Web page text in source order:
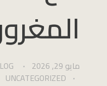
مايو 29, 2026
UNCATEGORIZED